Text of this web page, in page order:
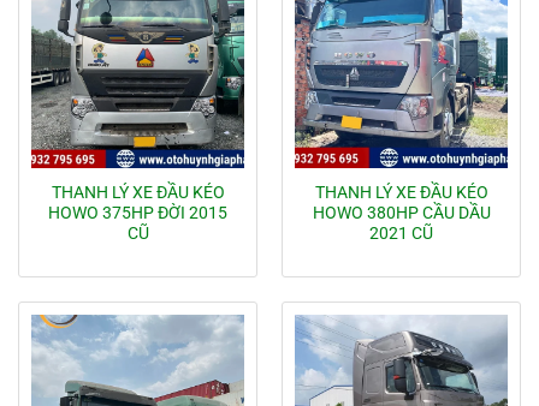
THANH LÝ XE ĐẦU KÉO
HOWO 375HP ĐỜI 2015
CŨ
THANH LÝ XE ĐẦU KÉO
HOWO 380HP CẦU DẦU
2021 CŨ